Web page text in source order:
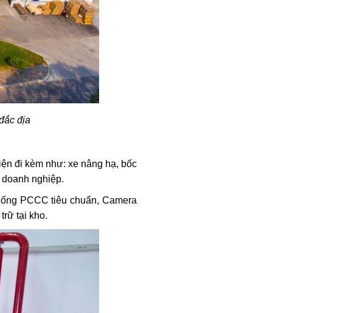
địa
đi kèm như: xe nâng hạ, bốc
nghiệp.
PCCC tiêu chuẩn, Camera
tại kho.